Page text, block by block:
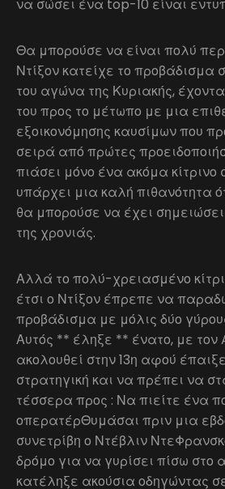
να σώσει ένα top-10 είναι
Θα μπορούσε να είναι πολύ
Ντίξον κατείχε το προβάδισμα
του αγώνα της Κυριακής,
του προς το μέτωπο με μια
εξοικονόμησης καυσίμων που
σειρά από πρώτες
πιάσει μόνο ένα ακόμα κίτρινο
υπάρχει μια καλή πιθανότητα
θα μπορούσε να έχει σημειώσει
της χρονιάς.
Αλλά το πολύ-χρειασμένο
έτσι ο Ντίξον έπρεπε να
προβάδισμα με μόλις δύο
Αυτός ** έληξε ** ένατο, με τον
ακολουθεί στην 13η αφού
στρατηγική και να πρέπει να
τέσσερα προς : Να πιείτε ένα
οπερατέρΘυμάσαι πριν μια
συνετρίβη ο Ντέβλιν
δρόμο για να γυρίσει πίσω στο
κατέληξε ακούσια οδηγώντας